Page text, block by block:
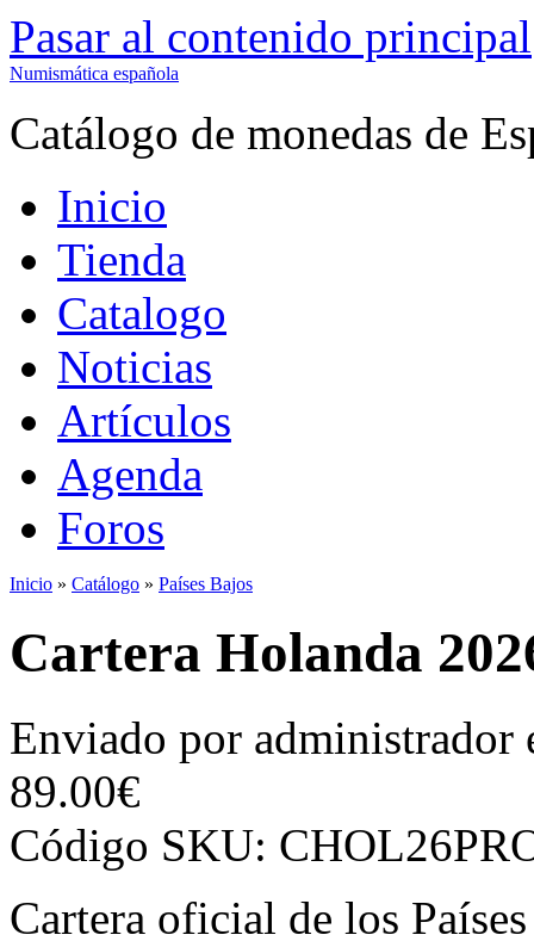
Pasar al contenido principal
Numismática española
Catálogo de monedas de
Inicio
Tienda
Catalogo
Noticias
Artículos
Agenda
Foros
Inicio » Catálogo » Países Bajos
Cartera Holanda
Enviado por administrador
89.00€
Código SKU:
Cartera oficial de los